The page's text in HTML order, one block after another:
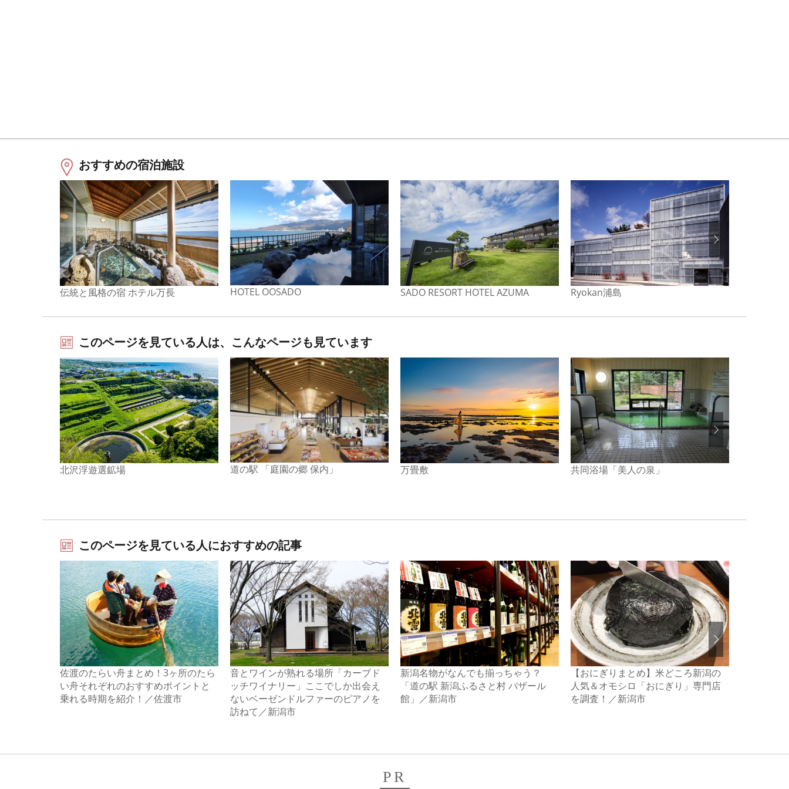
おすすめの宿泊施設
伝統と風格の宿 ホテル万長 HOTEL OOSADO SADO RESORT HOTEL AZUMA Ryokan浦島
このページを見ている人は、こんなページも見ています
北沢浮遊選鉱場 道の駅 「庭園の郷 保内」 万畳敷 共同浴場「美人の泉」
このページを見ている人におすすめの記事
佐渡のたらい舟まとめ！3ヶ所のたら
い舟それぞれのおすすめポイントと
乗れる時期を紹介！／佐渡市
音とワインが熟れる場所「カーブド
ッチワイナリー」ここでしか出会え
ないベーゼンドルファーのピアノを
訪ねて／新潟市
新潟名物がなんでも揃っちゃう？
「道の駅 新潟ふるさと村 バザール
館」／新潟市
【おにぎりまとめ】米どころ新潟の
人気＆オモシロ「おにぎり」専門店
を調査！／新潟市
PR